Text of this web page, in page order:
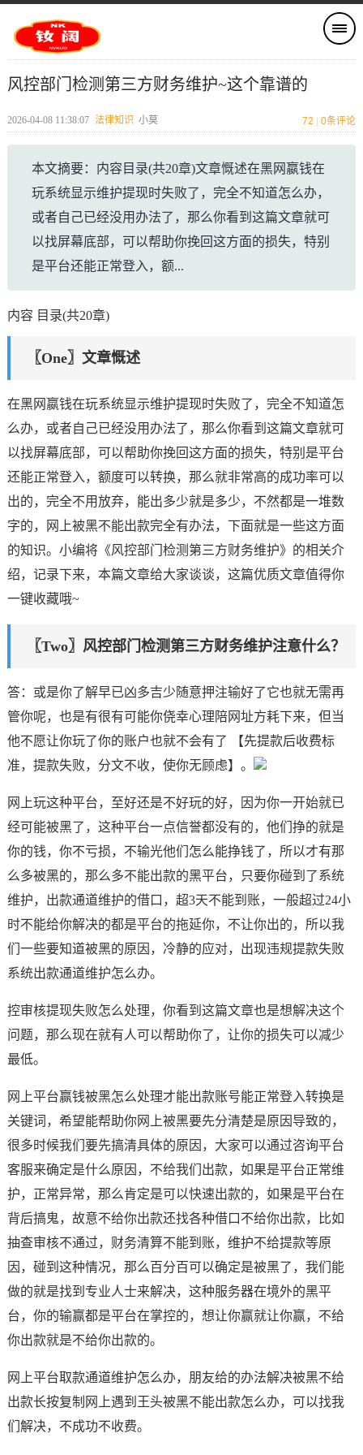
风控部门检测第三方财务维护~这个靠谱的
2026-04-08 11:38:07 法律知识 小莫 72 0条评论
本文摘要：内容目录(共20章)文章慨述在黑网嬴钱在
玩系统显示维护提现时失败了，完全不知道怎么办，
或者自己已经没用办法了，那么你看到这篇文章就可
以找屏幕底部，可以帮助你挽回这方面的损失，特别
是平台还能正常登入，额...
内容 目录(共20章)
〖One〗文章慨述
在黑网嬴钱在玩系统显示维护提现时失败了，完全不知道怎
么办，或者自己已经没用办法了，那么你看到这篇文章就可
以找屏幕底部，可以帮助你挽回这方面的损失，特别是平台
还能正常登入，额度可以转换，那么就非常高的成功率可以
出的，完全不用放弃，能出多少就是多少，不然都是一堆数
字的，网上被黑不能出款完全有办法，下面就是一些这方面
的知识。小编将《风控部门检测第三方财务维护》的相关介
绍，记录下来，本篇文章给大家谈谈，这篇优质文章值得你
一键收藏哦~
〖Two〗风控部门检测第三方财务维护注意什么？
答：或是你了解早已凶多吉少随意押注输好了它也就无需再
管你呢，也是有很有可能你侥幸心理陪网址方耗下来，但当
他不愿让你玩了你的账户也就不会有了 【先提款后收费标
准，提款失败，分文不收，使你无顾虑】。
网上玩这种平台，至好还是不好玩的好，因为你一开始就已
经可能被黑了，这种平台一点信誉都没有的，他们挣的就是
你的钱，你不亏损，不输光他们怎么能挣钱了，所以才有那
么多被黑的，那么多不能出款的黑平台，只要你碰到了系统
维护，出款通道维护的借口，超3天不能到账，一般超过24小
时不能给你解决的都是平台的拖延你，不让你出的，所以我
们一些要知道被黑的原因，冷静的应对，出现违规提款失败
系统出款通道维护怎么办。
控审核提现失败怎么处理，你看到这篇文章也是想解决这个
问题，那么现在就有人可以帮助你了，让你的损失可以减少
最低。
网上平台赢钱被黑怎么处理才能出款账号能正常登入转换是
关键词，希望能帮助你网上被黑要先分清楚是原因导致的，
很多时候我们要先搞清具体的原因，大家可以通过咨询平台
客服来确定是什么原因，不给我们出款，如果是平台正常维
护，正常异常，那么肯定是可以快速出款的，如果是平台在
背后搞鬼，故意不给你出款还找各种借口不给你出款，比如
抽查审核不通过，财务清算不能到账，维护不给提款等原
因，碰到这种情况，那么百分百可以确定是被黑了，我们能
做的就是找到专业人士来解决，这种服务器在境外的黑平
台，你的输赢都是平台在掌控的，想让你赢就让你赢，不给
你出款就是不给你出款的。
网上平台取款通道维护怎么办，朋友给的办法解决被黑不给
出款长按复制网上遇到王头被黑不能出款怎么办，可以找我
们解决，不成功不收费。